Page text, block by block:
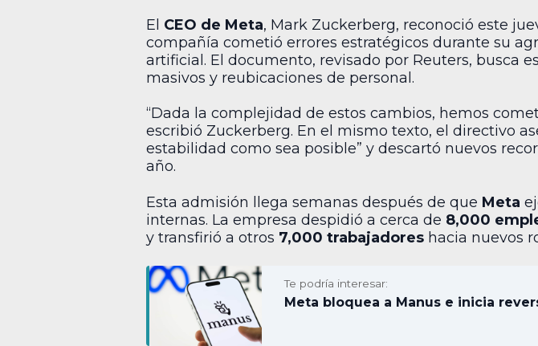
El CEO de Meta, Mark Zuckerberg, reconoció este
compañía cometió errores estratégicos durante su
artificial. El documento, revisado por Reuters, busca
masivos y reubicaciones de personal.
“Dada la complejidad de estos cambios, hemos
escribió Zuckerberg. En el mismo texto, el directivo
estabilidad como sea posible” y descartó nuevos
año.
Esta admisión llega semanas después de que Meta
internas. La empresa despidió a cerca de 8,000
y transfirió a otros 7,000 trabajadores hacia nuevos
Te podría interesar:
Meta bloquea a Manus e inicia